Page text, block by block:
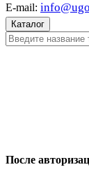
E-mail:
Каталог
После